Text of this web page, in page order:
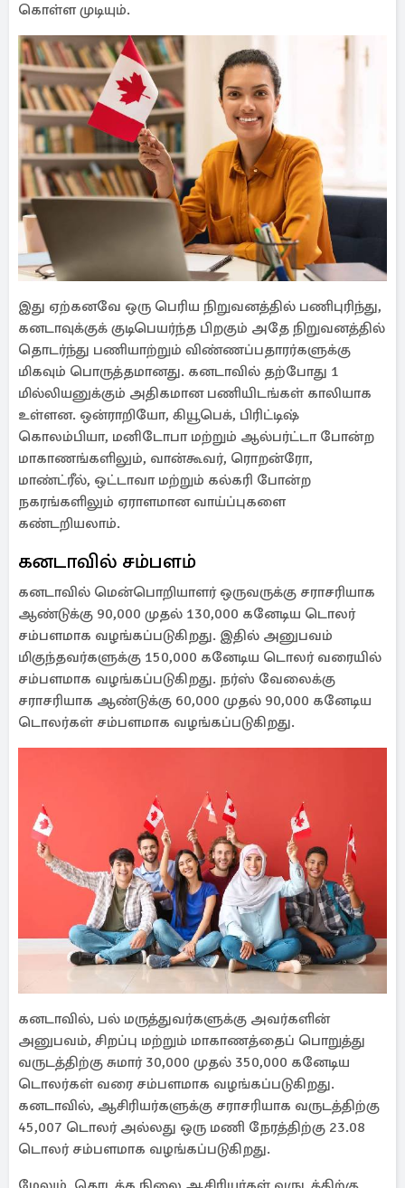
கொள்ள முடியும்.
இது ஏற்கனவே ஒரு பெரிய நிறுவனத்தில் பணிபுரிந்து,
கனடாவுக்குக் குடிபெயர்ந்த பிறகும் அதே நிறுவனத்தில்
தொடர்ந்து பணியாற்றும் விண்ணப்பதாரர்களுக்கு
மிகவும் பொருத்தமானது. கனடாவில் தற்போது 1
மில்லியனுக்கும் அதிகமான பணியிடங்கள் காலியாக
உள்ளன. ஒன்ராறியோ, கியூபெக், பிரிட்டிஷ்
கொலம்பியா, மனிடோபா மற்றும் ஆல்பர்ட்டா போன்ற
மாகாணங்களிலும், வான்கூவர், ரொறன்ரோ,
மாண்ட்ரீல், ஒட்டாவா மற்றும் கல்கரி போன்ற
நகரங்களிலும் ஏராளமான வாய்ப்புகளை
கண்டறியலாம்.
கனடாவில் சம்பளம்
கனடாவில் மென்பொறியாளர் ஒருவருக்கு சராசரியாக
ஆண்டுக்கு 90,000 முதல் 130,000 கனேடிய டொலர்
சம்பளமாக வழங்கப்படுகிறது. இதில் அனுபவம்
மிகுந்தவர்களுக்கு 150,000 கனேடிய டொலர் வரையில்
சம்பளமாக வழங்கப்படுகிறது. நர்ஸ் வேலைக்கு
சராசரியாக ஆண்டுக்கு 60,000 முதல் 90,000 கனேடிய
டொலர்கள் சம்பளமாக வழங்கப்படுகிறது.
கனடாவில், பல் மருத்துவர்களுக்கு அவர்களின்
அனுபவம், சிறப்பு மற்றும் மாகாணத்தைப் பொறுத்து
வருடத்திற்கு சுமார் 30,000 முதல் 350,000 கனேடிய
டொலர்கள் வரை சம்பளமாக வழங்கப்படுகிறது.
கனடாவில், ஆசிரியர்களுக்கு சராசரியாக வருடத்திற்கு
45,007 டொலர் அல்லது ஒரு மணி நேரத்திற்கு 23.08
டொலர் சம்பளமாக வழங்கப்படுகிறது.